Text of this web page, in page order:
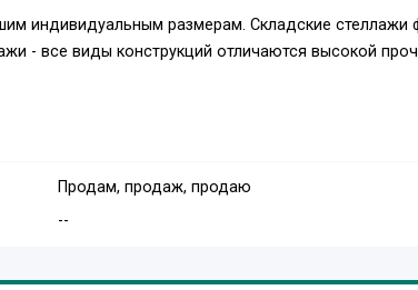
индивидуальным размерам. Складские стеллажи
- все виды конструкций отличаются высокой
Продам, продаж, продаю
--